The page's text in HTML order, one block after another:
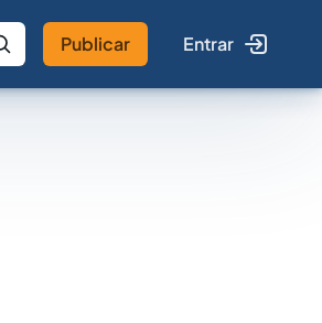
Publicar Entrar